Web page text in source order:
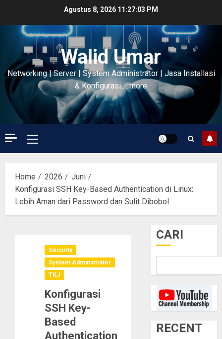
content
Agustus 8, 2026 11:27:03 PM
Walid Umar
Networking | Server | System Administrator | Jasa Installasi
& Konfigurasi…. more
Primary
Menu
Home 2026
Juni
Konfigurasi SSH Key-Based Authentication di Linux:
Lebih Aman dari Password dan Sulit Dibobol
Security
System Administrator
TKJ
Konfigurasi
SSH Key-
Based
Authentication
CARI
RECENT